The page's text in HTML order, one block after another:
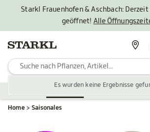
Starkl Frauenhofen & Aschbach:
geöffnet! Alle
Es wurden keine Ergebnisse
Zubehör
Home Saisonales